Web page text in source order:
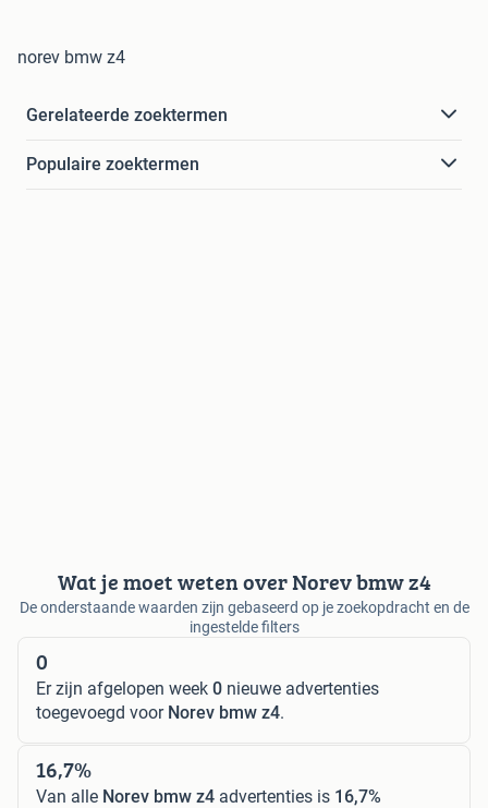
norev bmw z4
Gerelateerde zoektermen
Populaire zoektermen
Wat je moet weten over Norev bmw z4
De onderstaande waarden zijn gebaseerd op je zoekopdracht en de
ingestelde filters
0
Er zijn afgelopen week 0 nieuwe advertenties
toegevoegd voor Norev bmw z4.
16,7%
Van alle Norev bmw z4 advertenties is 16,7%